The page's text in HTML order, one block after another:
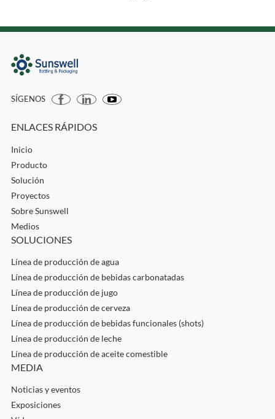
SÍGENOS
ENLACES RÁPIDOS
Inicio
Producto
Solución
Proyectos
Sobre Sunswell
Medios
SOLUCIONES
Línea de producción de agua
Línea de producción de bebidas carbonatadas
Línea de producción de jugo
Línea de producción de cerveza
Línea de producción de bebidas funcionales (shots)
Línea de producción de leche
Línea de producción de aceite comestible
MEDIA
Noticias y eventos
Exposiciones